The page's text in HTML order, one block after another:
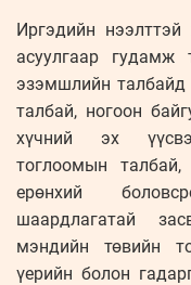
Иргэдийн
асуулгаар гудамж
эзэмшлийн талбайд
талбай, ногоон
хүчний эх
тоглоомын
ерөнхий
шаардлагатай
мэндийн төвийн
үерийн болон